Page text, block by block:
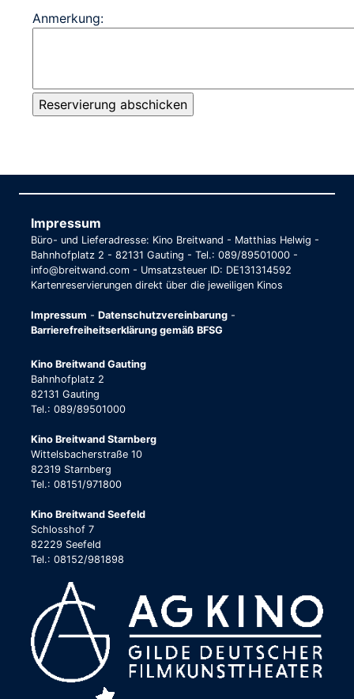
Anmerkung:
Impressum
Büro- und Lieferadresse: Kino Breitwand - Matthias Helwig -
Bahnhofplatz 2 - 82131 Gauting - Tel.: 089/89501000 -
info@breitwand.com - Umsatzsteuer ID: DE131314592
Kartenreservierungen direkt über die jeweiligen Kinos
Impressum - Datenschutzvereinbarung -
Barrierefreiheitserklärung gemäß BFSG
Kino Breitwand Gauting
Bahnhofplatz 2
82131 Gauting
Tel.: 089/89501000
Kino Breitwand Starnberg
Wittelsbacherstraße 10
82319 Starnberg
Tel.: 08151/971800
Kino Breitwand Seefeld
Schlosshof 7
82229 Seefeld
Tel.: 08152/981898